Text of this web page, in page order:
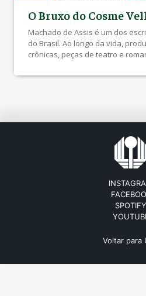
O Bruxo do Cosme
Machado de Assis é um dos
do Brasil. Ao longo da vida,
crônicas, peças de teatro e
XXI. Neste perfil, falaremos um
SPOTIFY
Voltar para